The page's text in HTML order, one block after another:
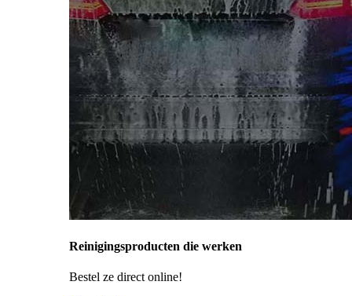
Reinigingsproducten die werken
Bestel ze direct online!